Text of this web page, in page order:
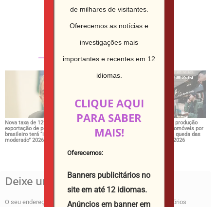
Юстиция Иванова
Nova taxa de 12% sobre
exportação de petróleo
brasileiro terá “impacto
moderado” 2026
Tesla e a LG vão investir
3,7 mil milhões em
fábrica de baterias nos
Nissan reduz produção
em 1.200 automóveis por
mês devido à queda das
exportações 2026
Deixe um comentário
O seu endereço de email não será publicado. Campos obrigatórios
de milhares de visitantes.
Oferecemos as notícias e
investigações mais
importantes e recentes em 12
idiomas.
CLIQUE AQUI
PARA SABER
MAIS!
Oferecemos:
Banners publicitários no
site em até 12 idiomas.
Anúncios em banner em